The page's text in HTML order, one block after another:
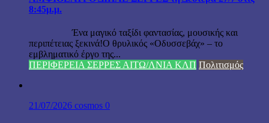
8:45μ.μ.
Ένα μαγικό ταξίδι φαντασίας, μουσικής και
περιπέτειας ξεκινά!Ο θρυλικός «Οδυσσεβάχ» – το
εμβληματικό έργο της...
ΠΕΡΙΦΕΡΕΙΑ ΣΕΡΡΕΣ ΑΙΤΩ/ΛΝΙΑ ΚΛΠ Πολιτισμός
21/07/2026 cosmos 0